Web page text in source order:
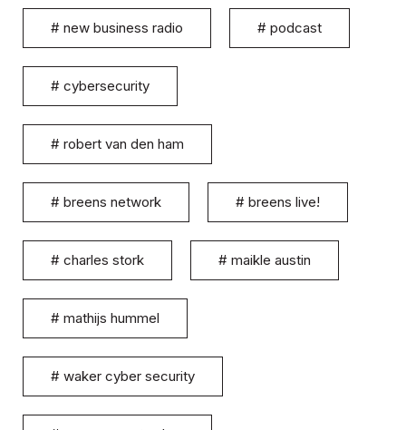
# new business radio # podcast
# cybersecurity
# robert van den ham
# breens network # breens live!
# charles stork # maikle austin
# mathijs hummel
# waker cyber security